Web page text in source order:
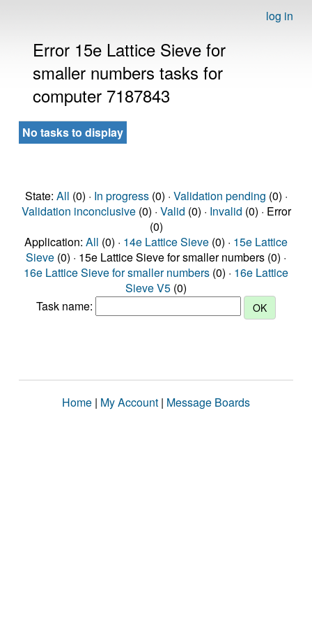
log in
Error 15e Lattice Sieve for
smaller numbers tasks for
computer 7187843
No tasks to display
State: All (0) · In progress(0) · Validation pending (0) ·
Validation inconclusive(0) · Valid (0) · Invalid (0) · Error
(0)
Application: All (0) · 14e Lattice Sieve (0) · 15e Lattice
Sieve (0) · 15e Lattice Sieve for smaller numbers (0) ·
16e Lattice Sieve for smaller numbers (0) · 16e Lattice
Sieve V5 (0)
Task name:
Home | My Account | Message Boards